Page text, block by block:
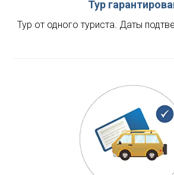
Тур
Тур от одного туриста. Даты